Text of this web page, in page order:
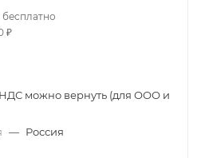
₽
НДС можно вернуть (для ООО и
— Россия